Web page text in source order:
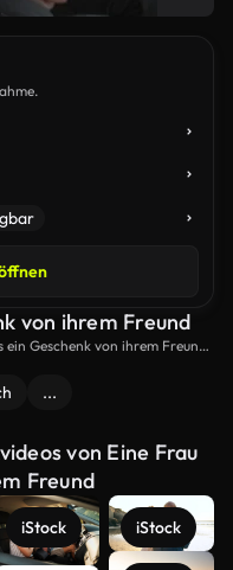
von ihrem Freund
ein Geschenk von ihrem Freund
...
von Eine Frau
Freund
iStock iStock